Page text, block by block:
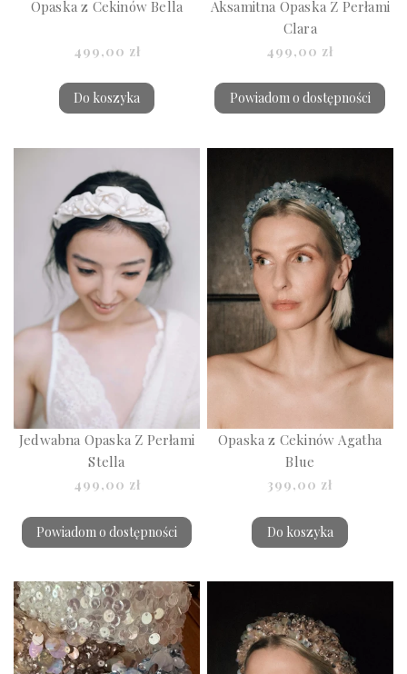
Opaska z Cekinów Bella
499,00 zł
Do koszyka
Aksamitna Opaska Z Perłami
Clara
499,00 zł
Powiadom o dostępności
Jedwabna Opaska Z Perłami
Stella
499,00 zł
Powiadom o dostępności
Opaska z Cekinów Agatha
Blue
399,00 zł
Do koszyka